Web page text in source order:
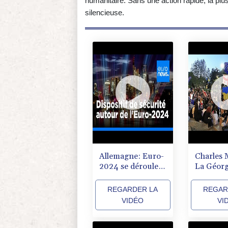
silencieuse.
Allemagne: Euro-
2024 se déroulera
sécurité
REGARDER LA
VIDÉO
Charles
La